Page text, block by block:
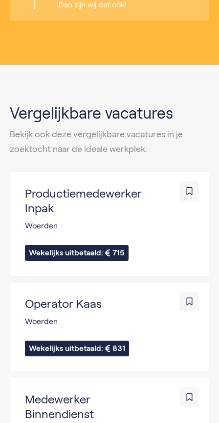
Dan zijn wij dat ook!
Vergelijkbare vacatures
Bekijk ook deze vergelijkbare vacatures in je
zoektocht naar de ideale werkplek.
Productiemedewerker
Inpak
Woerden
Wekelijks uitbetaald: 715
Operator Kaas
Woerden
Wekelijks uitbetaald: 831
Medewerker
Binnendienst